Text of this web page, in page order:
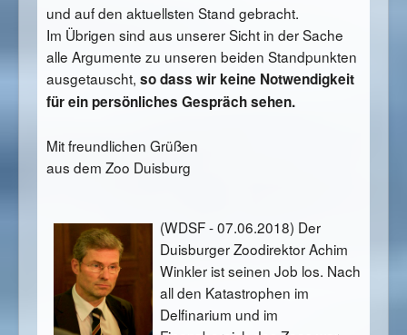
und auf den aktuellsten Stand gebracht.
Im Übrigen sind aus unserer Sicht in der Sache
alle Argumente zu unseren beiden Standpunkten
ausgetauscht, so dass wir keine Notwendigkeit
für ein persönliches Gespräch sehen.
Mit freundlichen Grüßen
aus dem Zoo Duisburg
(WDSF - 07.06.2018) Der
Duisburger Zoodirektor Achim
Winkler ist seinen Job los. Nach
all den Katastrophen im
Delfinarium und im